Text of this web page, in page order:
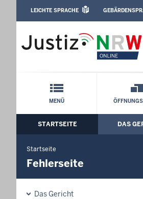
Amtsgericht Rheine:
Leichte Sprache,
LEICHTE SPRACHE
Schnellnavigation mit
MENÜ
Hauptmenü:
STARTSEITE DAS
Startseite
Fehlerseite
Das Gericht